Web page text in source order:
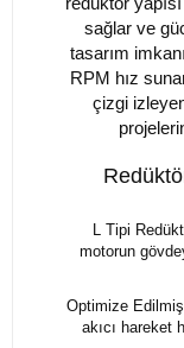
sağlar ve
tasarım
RPM hız
çizgi
L Tipi
motorun
Optimize
akıcı hareket